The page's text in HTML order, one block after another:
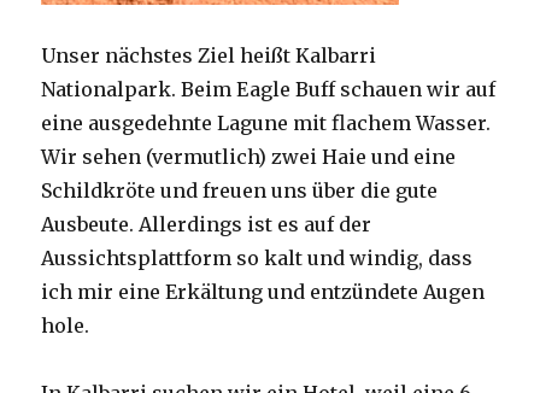
Unser nächstes Ziel heißt Kalbarri
Nationalpark. Beim Eagle Buff schauen wir auf
eine ausgedehnte Lagune mit flachem Wasser.
Wir sehen (vermutlich) zwei Haie und eine
Schildkröte und freuen uns über die gute
Ausbeute. Allerdings ist es auf der
Aussichtsplattform so kalt und windig, dass
ich mir eine Erkältung und entzündete Augen
hole.